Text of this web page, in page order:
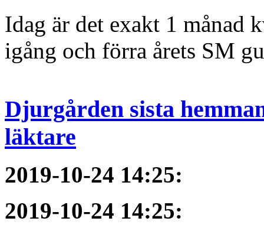
Idag är det exakt 1 månad
igång och förra årets SM
Djurgården sista
läktare
2019-10-24 14:25:
2019-10-24 14:25: